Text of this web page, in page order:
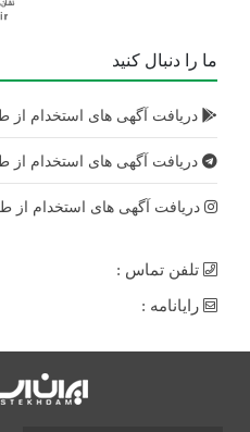
ما را دنبال کنید
دریافت آگهی های استخدام از
دریافت آگهی های استخدام از
دریافت آگهی های استخدام از
تلفن تماس :
رایانامه :